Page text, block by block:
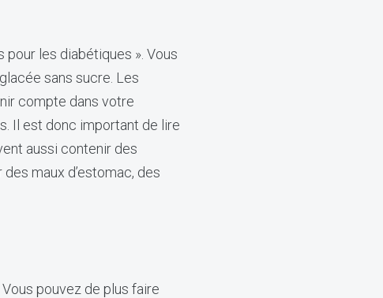
les diabétiques ». Vous
sans sucre. Les
compte dans votre
Il est donc important de lire
aussi contenir des
maux d’estomac, des
pouvez de plus faire